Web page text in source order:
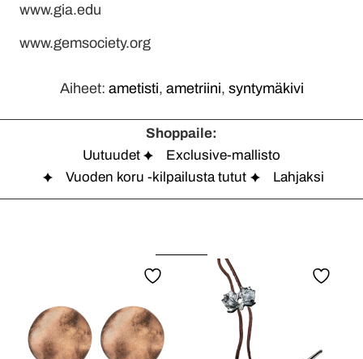
www.gia.edu
www.gemsociety.org
Aiheet: ametisti, ametriini, syntymäkivi
Shoppaile:
Uutuudet
Exclusive-mallisto
Vuoden koru -kilpailusta tutut
Lahjaksi